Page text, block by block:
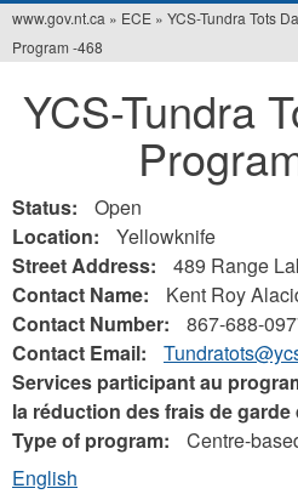
Vous
êtes
ici
www.gov.nt.ca » ECE » YCS-Tundra Tots
Program -468
YCS-Tundra
Status:
Open
Location:
Yellowknife
Street Address:
489 Range
Contact Name:
Kent Roy
Contact Number:
867-688-
Contact Email:
Services participant au
la réduction des frais de garde
Type of program:
Centre-
English